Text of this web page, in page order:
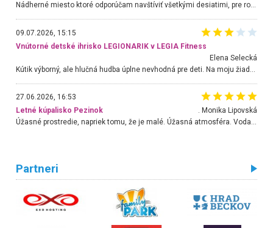
Nádherné miesto ktoré odporúčam navštíviť všetkými desiatimi, pre rodiny s deťmi, dôchodcom... Proste a jednoducho ozaj rozprávkový les.. určite ešte prídeme. Odniesli sme si na pamiatku krásne tričká,
09.07.2026, 15:15
Vnútorné detské ihrisko LEGIONARIK v LEGIA Fitness
Elena Selecká
27.06.2026, 16:53
Letné kúpalisko Pezinok
. Monika Lipovská
Úžasné prostredie, napriek tomu, že je malé. Úžasná atmosféra. Voda fantastická a nádherná. Ľudí je pomerne veľa, ale su mili a ohľaduplní. Je veľmi zaujímavé sledovať, ako dokážu spolu športovať cudzí ľudia a bez ohľadu na vek. Vládne tu pohoda. Vnuka neviem dostať z vody. Ďakujem za krásny deň . Urcite sa sem vrátim. Jediný problém je s parkovaním, ale aj ten sa mi podarilo vyriešiť. Monika Bratislava
Partneri